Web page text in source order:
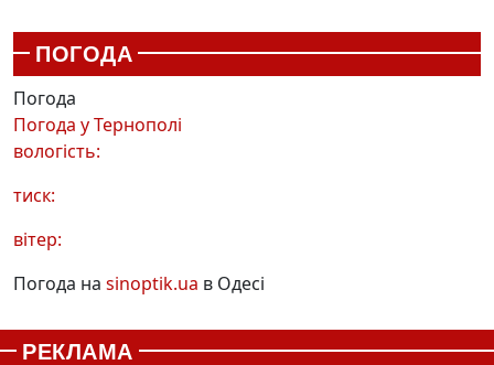
ПОГОДА
Погода
Погода уТернополі
вологість:
тиск:
вітер:
Погода на sinoptik.ua в Одесі
РЕКЛАМА